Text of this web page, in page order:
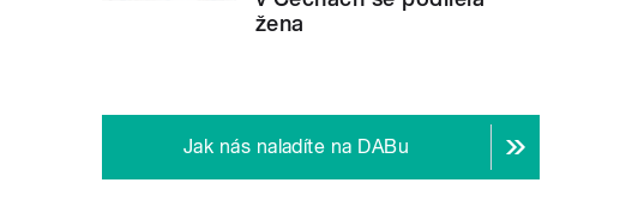
žena
Jak nás naladíte na DABu